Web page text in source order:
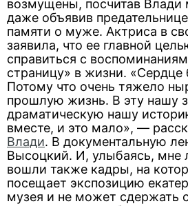
возмущены, посчитав Влади
даже объявив
памяти о муже. Актриса в
заявила, что ее главной
справиться с
страницу» в жизни.
Потому что очень тяжело
прошлую жизнь. В эту нашу
драматическую нашу
вместе, и это мало», —
Влади. В документальную
Высоцкий. И, улыбаясь, мне
вошли также кадры, на
посещает экспозицию
музея и не может сдержать